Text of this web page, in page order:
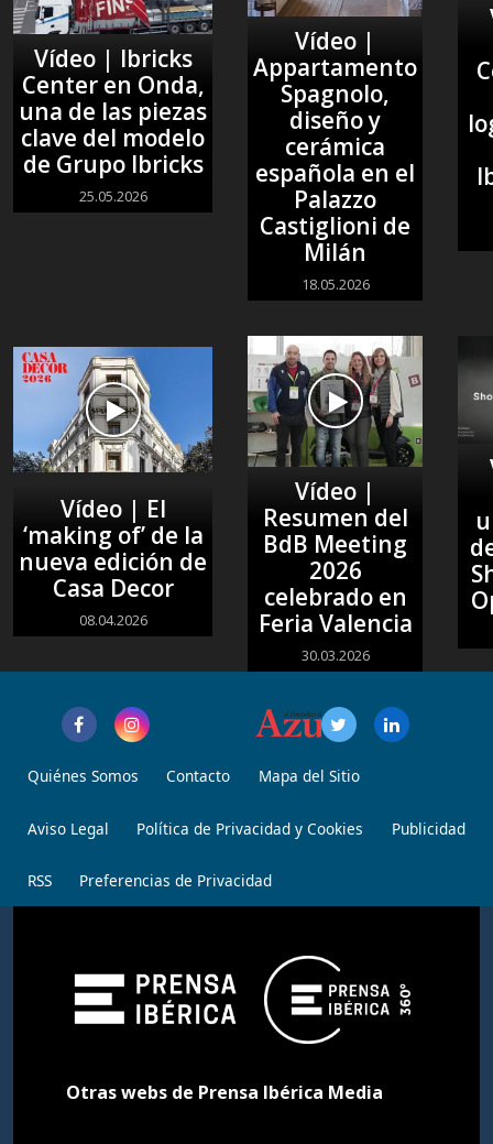
Vídeo | Ibricks
Center en Onda,
una de las piezas
clave del modelo
de Grupo Ibricks
25.05.2026
Vídeo |
Appartamento
Spagnolo,
diseño y
cerámica
española en el
Palazzo
Castiglioni de
Milán
18.05.2026
Vídeo | El
‘making of’ de la
nueva edición de
Casa Decor
08.04.2026
Vídeo |
Resumen del
BdB Meeting
2026
celebrado en
Feria Valencia
30.03.2026
Quiénes Somos Contacto Mapa del Sitio
Aviso Legal Política de Privacidad y Cookies Publicidad
RSS Preferencias de Privacidad
Otras webs de Prensa Ibérica Media